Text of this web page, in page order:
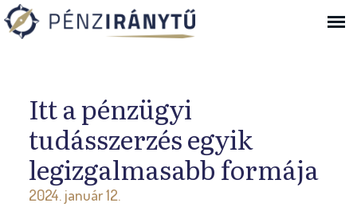
Ugrás a navigációhoz
Itt a pénzügyi
tudásszerzés egyik
legizgalmasabb formája
2024. január 12.